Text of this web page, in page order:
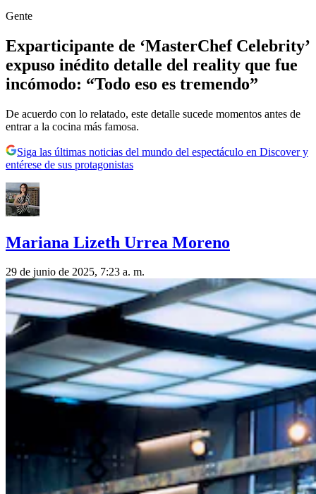
Gente
Exparticipante de ‘MasterChef Celebrity’
expuso inédito detalle del reality que fue
incómodo: “Todo eso es tremendo”
De acuerdo con lo relatado, este detalle sucede momentos antes de
entrar a la cocina más famosa.
Siga las últimas noticias del mundo del espectáculo en Discover y
entérese de sus protagonistas
Mariana Lizeth Urrea Moreno
29 de junio de 2025, 7:23 a. m.